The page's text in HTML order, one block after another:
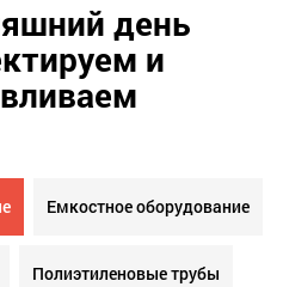
день
и
Емкостное оборудование
Полиэтиленовые трубы